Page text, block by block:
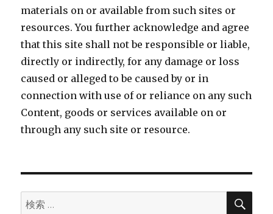
materials on or available from such sites or
resources. You further acknowledge and agree
that this site shall not be responsible or liable,
directly or indirectly, for any damage or loss
caused or alleged to be caused by or in
connection with use of or reliance on any such
Content, goods or services available on or
through any such site or resource.
検
検